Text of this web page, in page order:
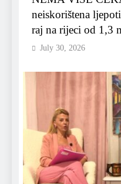
neiskorištena
raj na rijeci od 1,3
July 30, 2026